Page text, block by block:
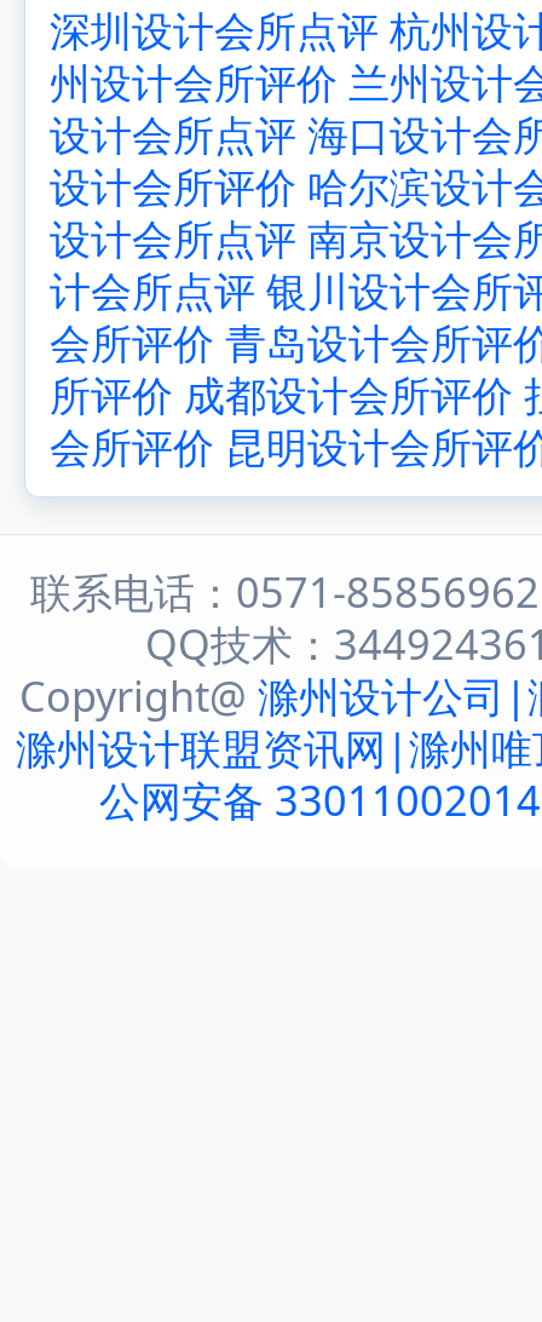
深圳设计会所点评 杭州设
州设计会所评价 兰州设计
设计会所点评 海口设计会
设计会所评价 哈尔滨设计
设计会所点评 南京设计会
计会所点评 银川设计会所
会所评价 青岛设计会所评
所评价 成都设计会所评价
会所评价 昆明设计会所评
联系电话：0571-
QQ技术：
Copyright@ 滁州设计公司|
滁州设计联盟资讯网|滁州
公网安备